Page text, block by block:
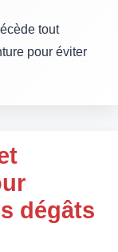
tout
pour éviter
dégâts